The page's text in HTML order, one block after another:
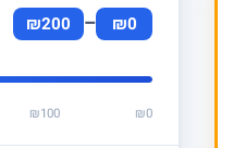
₪0
–
₪200
₪0
₪100